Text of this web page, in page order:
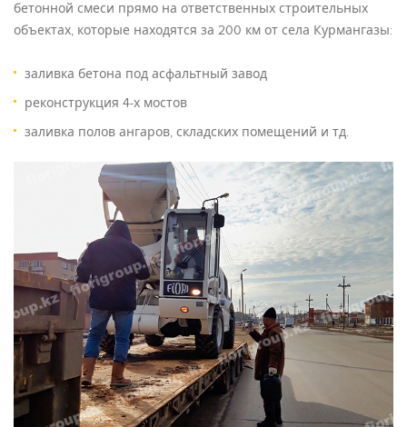
бетонной смеси прямо на ответственных строительных
объектах, которые находятся за 200 км от села Курмангазы:
заливка бетона под асфальтный завод
реконструкция 4-х мостов
заливка полов ангаров, складских помещений и тд.